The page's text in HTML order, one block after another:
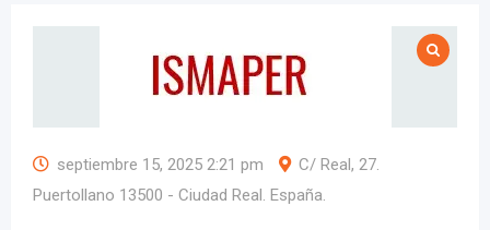
septiembre 15, 2025 2:21 pm
C/ Real, 27.
Puertollano 13500 - Ciudad Real. España.